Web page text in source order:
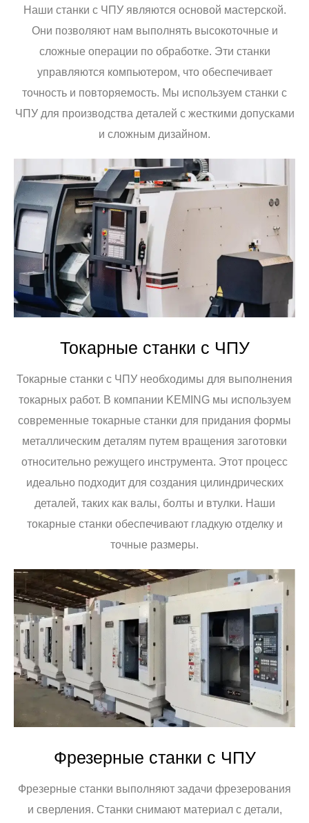
Наши станки с ЧПУ являются основой мастерской.
Они позволяют нам выполнять высокоточные и
сложные операции по обработке. Эти станки
управляются компьютером, что обеспечивает
точность и повторяемость. Мы используем станки с
ЧПУ для производства деталей с жесткими допусками
и сложным дизайном.
Токарные станки с ЧПУ
Токарные станки с ЧПУ необходимы для выполнения
токарных работ. В компании KEMING мы используем
современные токарные станки для придания формы
металлическим деталям путем вращения заготовки
относительно режущего инструмента. Этот процесс
идеально подходит для создания цилиндрических
деталей, таких как валы, болты и втулки. Наши
токарные станки обеспечивают гладкую отделку и
точные размеры.
Фрезерные станки с ЧПУ
Фрезерные станки выполняют задачи фрезерования
и сверления. Станки снимают материал с детали,